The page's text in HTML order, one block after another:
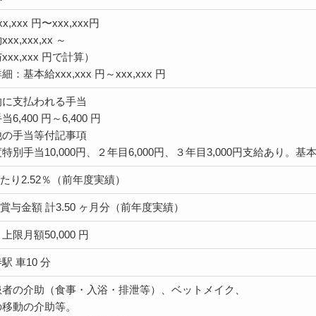
円〜xxx,xxx円
～
円で計算）
：基本給xxx,xxx 円～xxx,xxx 円
支払われる手当
6,400 円～6,400 円
手当等付記事項
別手当10,000円、２年目6,000円、３年目3,000円支給あり。基本
り2.52％（前年度実績）
与金額 計3.50 ヶ月分（前年度実績）
限月額50,000 円
車10 分
の介助（食事・入浴・排泄等）、ベットメイク、
動の介助等。